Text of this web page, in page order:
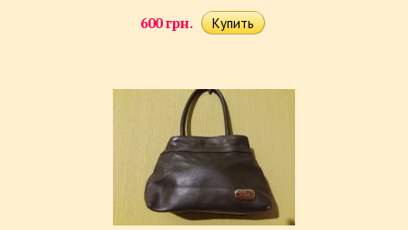
600 грн.